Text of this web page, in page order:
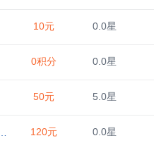
10元 0.0星
0积分 0.0星
50元 5.0星
120元 0.0星